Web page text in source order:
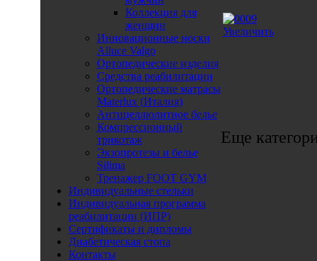
Коллекция для
женщин
Инновационные носки
Alluce Valgo
Ортопедические изделия
Средства реабилитации
Ортопедические матрасы
Materlux (Италия)
Антицеллюлитное белье
Компрессионный
трикотаж
Экзопротезы и белье
Silima
Тренажер FOOT GYM
Индивидуальные стельки
Индивидуальная программа
реабилитации (ИПР)
Сертификаты и дипломы
Диабетическая стопа
Контакты
Увеличить
Еще